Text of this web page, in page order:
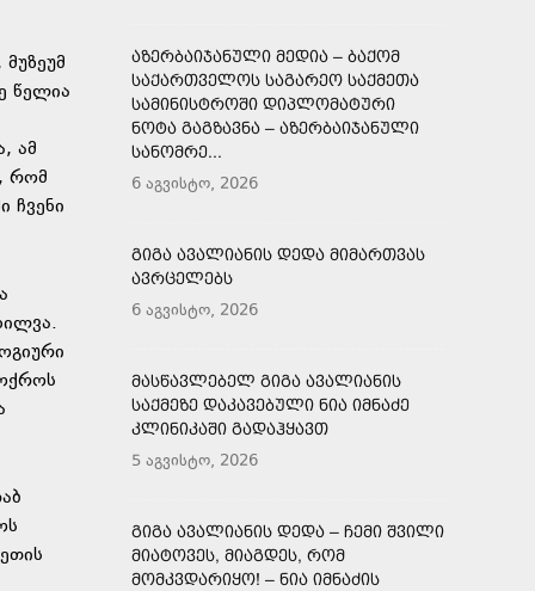
წელია
ამ
რომ
ჩვენი
ᲐᲖᲔᲠᲑᲐᲘᲯᲐᲜᲣᲚᲘ ᲛᲔᲓᲘᲐ – ᲑᲐᲥᲝᲛ
ᲡᲐᲥᲐᲠᲗᲕᲔᲚᲝᲡ ᲡᲐᲒᲐᲠᲔᲝ ᲡᲐᲥᲛᲔᲗᲐ
ᲡᲐᲛᲘᲜᲘᲡᲢᲠᲝᲨᲘ ᲓᲘᲞᲚᲝᲛᲐᲢᲣᲠᲘ
ᲜᲝᲢᲐ ᲒᲐᲒᲖᲐᲕᲜᲐ – ᲐᲖᲔᲠᲑᲐᲘᲯᲐᲜᲣᲚᲘ
ᲡᲐᲜᲝᲛᲠᲔ...
6 აგვისტო, 2026
ᲒᲘᲒᲐ ᲐᲕᲐᲚᲘᲐᲜᲘᲡ ᲓᲔᲓᲐ ᲛᲘᲛᲐᲠᲗᲕᲐᲡ
ᲐᲕᲠᲪᲔᲚᲔᲑᲡ
6 აგვისტო, 2026
ᲛᲐᲡᲬᲐᲕᲚᲔᲑᲔᲚ ᲒᲘᲒᲐ ᲐᲕᲐᲚᲘᲐᲜᲘᲡ
ᲡᲐᲥᲛᲔᲖᲔ ᲓᲐᲙᲐᲕᲔᲑᲣᲚᲘ ᲜᲘᲐ ᲘᲛᲜᲐᲫᲔ
ᲙᲚᲘᲜᲘᲙᲐᲨᲘ ᲒᲐᲓᲐᲰᲧᲐᲕᲗ
5 აგვისტო, 2026
ᲒᲘᲒᲐ ᲐᲕᲐᲚᲘᲐᲜᲘᲡ ᲓᲔᲓᲐ – ᲩᲔᲛᲘ ᲨᲕᲘᲚᲘ
ᲛᲘᲐᲢᲝᲕᲔᲡ, ᲛᲘᲐᲒᲓᲔᲡ, ᲠᲝᲛ
ᲛᲝᲛᲙᲕᲓᲐᲠᲘᲧᲝ! – ᲜᲘᲐ ᲘᲛᲜᲐᲫᲘᲡ